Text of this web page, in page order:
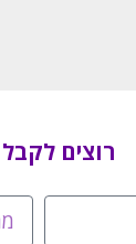
רוצים